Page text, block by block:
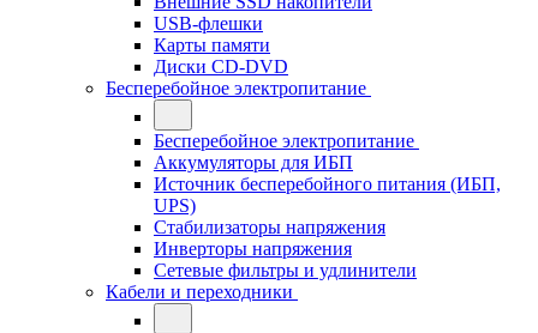
USB-флешки
Карты памяти
Диски CD-DVD
Бесперебойное электропитание
Бесперебойное электропитание
Аккумуляторы для ИБП
Источник бесперебойного питания (ИБП,
UPS)
Стабилизаторы напряжения
Инверторы напряжения
Сетевые фильтры и удлинители
Кабели и переходники